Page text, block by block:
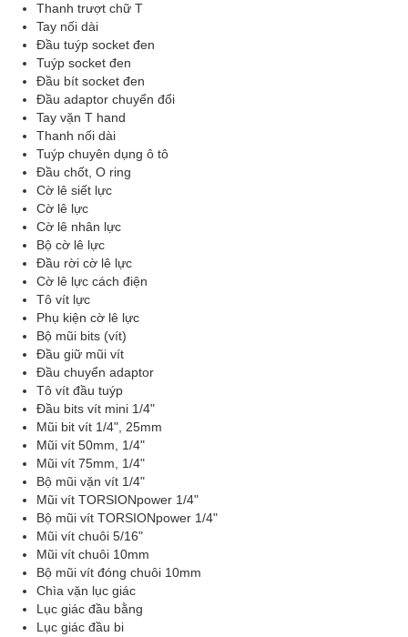
Thanh trượt chữ T
Tay nối dài
Đầu tuýp socket đen
Tuýp socket đen
Đầu bít socket đen
Đầu adaptor chuyển đổi
Tay vặn T hand
Thanh nối dài
Tuýp chuyên dụng ô tô
Đầu chốt, O ring
Cờ lê siết lực
Cờ lê lực
Cờ lê nhân lực
Bộ cờ lê lực
Đầu rời cờ lê lực
Cờ lê lực cách điện
Tô vít lực
Phụ kiện cờ lê lực
Bộ mũi bits (vít)
Đầu giữ mũi vít
Đầu chuyển adaptor
Tô vít đầu tuýp
Đầu bits vít mini 1/4"
Mũi bit vít 1/4", 25mm
Mũi vít 50mm, 1/4"
Mũi vít 75mm, 1/4"
Bộ mũi vặn vít 1/4"
Mũi vít TORSIONpower 1/4"
Bộ mũi vít TORSIONpower 1/4"
Mũi vít chuôi 5/16"
Mũi vít chuôi 10mm
Bộ mũi vít đóng chuôi 10mm
Chìa vặn lục giác
Lục giác đầu bằng
Lục giác đầu bi